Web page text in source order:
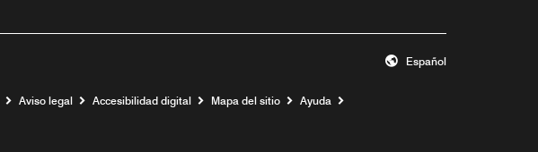
Español
Aviso legal Accesibilidad digital Mapa del sitio Ayuda